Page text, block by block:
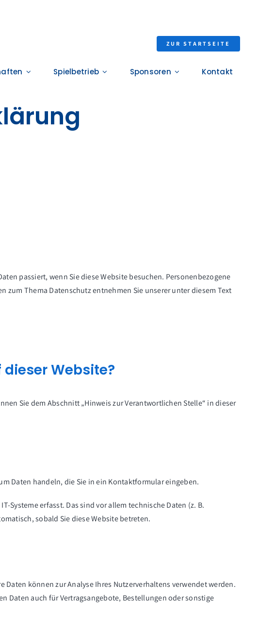
ZUR STARTSEITE
Spielbetrieb Sponsoren Kontakt
passiert, wenn Sie diese Website besuchen. Personenbezogene
Thema Datenschutz entnehmen Sie unserer unter diesem Text
Website?
Sie dem Abschnitt „Hinweis zur Verantwortlichen Stelle“ in dieser
Daten handeln, die Sie in ein Kontaktformular eingeben.
Systeme erfasst. Das sind vor allem technische Daten (z. B.
sobald Sie diese Website betreten.
können zur Analyse Ihres Nutzerverhaltens verwendet werden.
Daten auch für Vertragsangebote, Bestellungen oder sonstige